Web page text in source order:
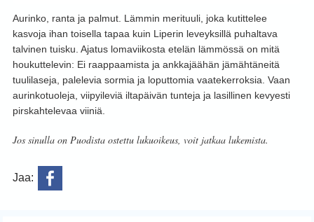
Aurinko, ranta ja palmut. Lämmin merituuli, joka kutittelee
kasvoja ihan toisella tapaa kuin Liperin leveyksillä puhaltava
talvinen tuisku. Ajatus lomaviikosta etelän lämmössä on mitä
houkuttelevin: Ei raappaamista ja ankkajäähän jämähtäneitä
tuulilaseja, palelevia sormia ja loputtomia vaatekerroksia. Vaan
aurinkotuoleja, viipyileviä iltapäivän tunteja ja lasillinen kevyesti
pirskahtelevaa viiniä.
Jos sinulla on Puodista ostettu lukuoikeus, voit jatkaa lukemista.
Jaa: